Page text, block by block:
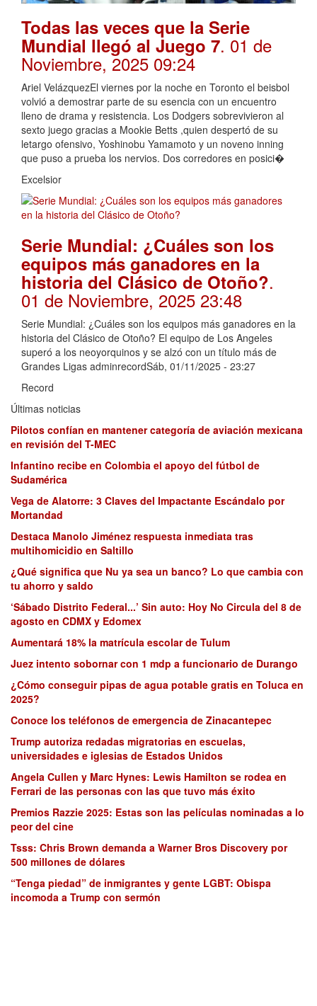
Todas las veces que la Serie
Mundial llegó al Juego 7. 01 de
Noviembre, 2025 09:24
Ariel VelázquezEl viernes por la noche en Toronto el beisbol
volvió a demostrar parte de su esencia con un encuentro
lleno de drama y resistencia. Los Dodgers sobrevivieron al
sexto juego gracias a Mookie Betts ,quien despertó de su
letargo ofensivo, Yoshinobu Yamamoto y un noveno inning
que puso a prueba los nervios. Dos corredores en posici�
Excelsior
Serie Mundial: ¿Cuáles son los
equipos más ganadores en la
historia del Clásico de Otoño?.
01 de Noviembre, 2025 23:48
Serie Mundial: ¿Cuáles son los equipos más ganadores en la
historia del Clásico de Otoño? El equipo de Los Angeles
superó a los neoyorquinos y se alzó con un título más de
Grandes Ligas adminrecordSáb, 01/11/2025 - 23:27
Record
Últimas noticias
Pilotos confían en mantener categoría de aviación mexicana
en revisión del T-MEC
Infantino recibe en Colombia el apoyo del fútbol de
Sudamérica
Vega de Alatorre: 3 Claves del Impactante Escándalo por
Mortandad
Destaca Manolo Jiménez respuesta inmediata tras
multihomicidio en Saltillo
¿Qué significa que Nu ya sea un banco? Lo que cambia con
tu ahorro y saldo
‘Sábado Distrito Federal...’ Sin auto: Hoy No Circula del 8 de
agosto en CDMX y Edomex
Aumentará 18% la matrícula escolar de Tulum
Juez intento sobornar con 1 mdp a funcionario de Durango
¿Cómo conseguir pipas de agua potable gratis en Toluca en
2025?
Conoce los teléfonos de emergencia de Zinacantepec
Trump autoriza redadas migratorias en escuelas,
universidades e iglesias de Estados Unidos
Angela Cullen y Marc Hynes: Lewis Hamilton se rodea en
Ferrari de las personas con las que tuvo más éxito
Premios Razzie 2025: Estas son las películas nominadas a lo
peor del cine
Tsss: Chris Brown demanda a Warner Bros Discovery por
500 millones de dólares
“Tenga piedad” de inmigrantes y gente LGBT: Obispa
incomoda a Trump con sermón